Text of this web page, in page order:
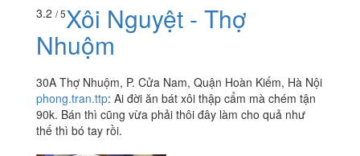
3.2 / 5Xôi Nguyệt - Thợ
Nhuộm
30A Thợ Nhuộm, P. Cửa Nam, Quận Hoàn Kiếm, Hà Nội
phong.tran.ttp: Ai đời ăn bát xôi thập cẩm mà chém tận
90k. Bán thì cũng vừa phải thôi đây làm cho quả như
thế thì bó tay rồi.